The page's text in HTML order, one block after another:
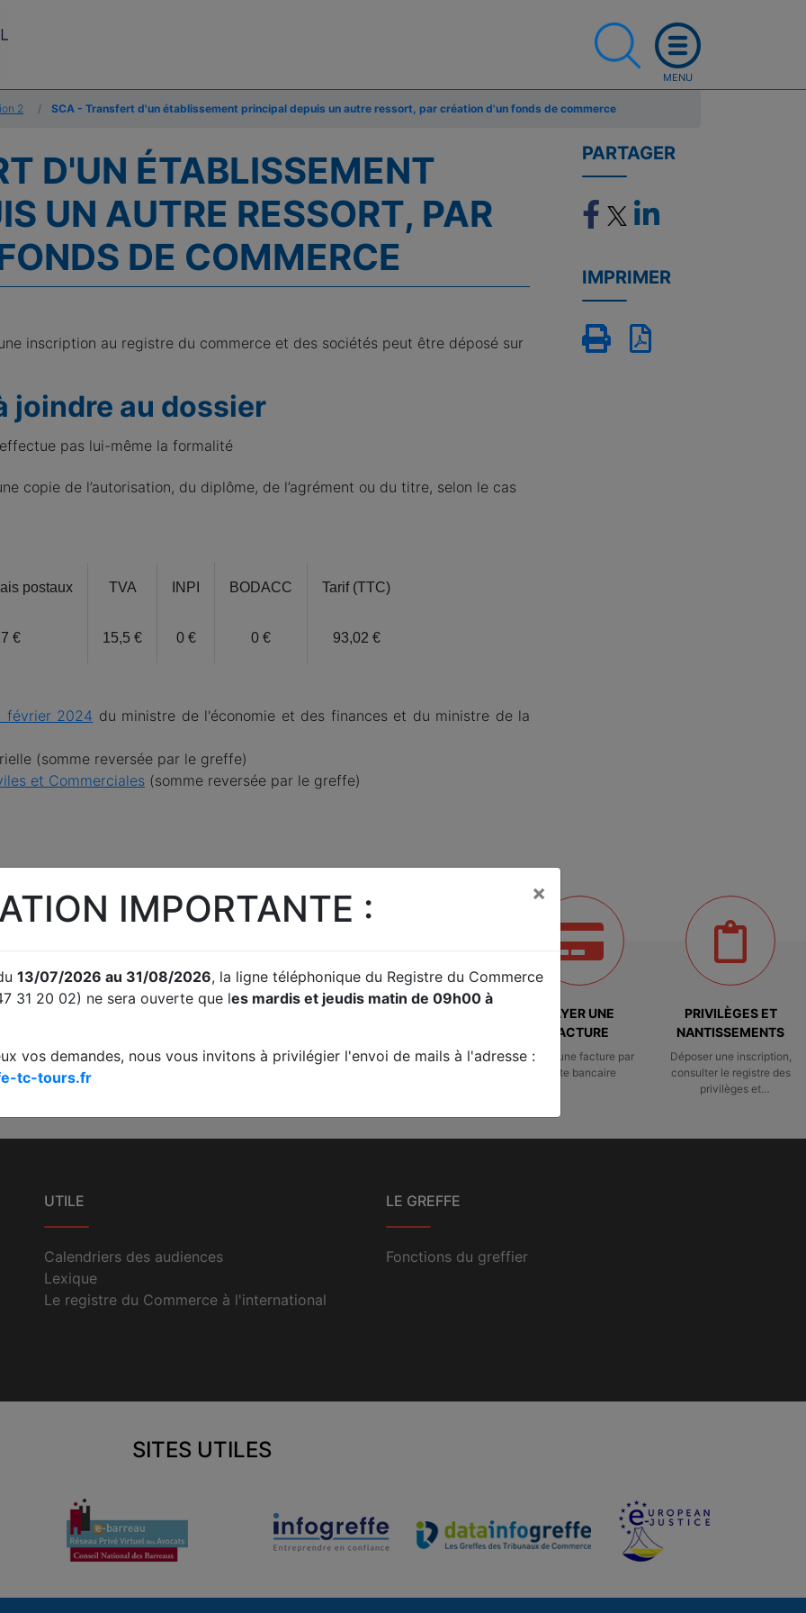
2 SCA - Transfert d'un établissement principal depuis un autre ressort, par création d'un fonds de commerce
D'UN ÉTABLISSEMENT
UN AUTRE RESSORT, PAR
DE COMMERCE
inscription au registre du commerce et des sociétés peut être déposé sur
joindre au dossier
pas lui-même la formalité
copie de l’autorisation, du diplôme, de l’agrément ou du titre, selon le cas
postaux TVA INPI BODACC Tarif (TTC)
€ 15,5 € 0 € 0 € 93,02 €
février 2024 du ministre de l'économie et des finances et du ministre de la
(somme reversée par le greffe)
et Commerciales (somme reversée par le greffe)
PARTAGER
IMPRIMER
Fond / Référés /
Requêtes. Traitement de
Prise de rendez-vous en
Accès réservé
PAYER UNE
FACTURE
Payer une facture par
carte bancaire
PRIVILÈGES ET
NANTISSEMENTS
Déposer une inscription,
consulter le registre des
privilèges et
UTILE
Calendriers des audiences
Lexique
Le registre du Commerce à l'international
LE GREFFE
Fonctions du greffier
SITES UTILES
IMPORTANTE : ×
13/07/2026 au 31/08/2026, la ligne téléphonique du Registre du Commerce
31 20 02) ne sera ouverte que les mardis et jeudis matin de 09h00 à
vos demandes, nous vous invitons à privilégier l'envoi de mails à l'adresse :
tc-tours.fr